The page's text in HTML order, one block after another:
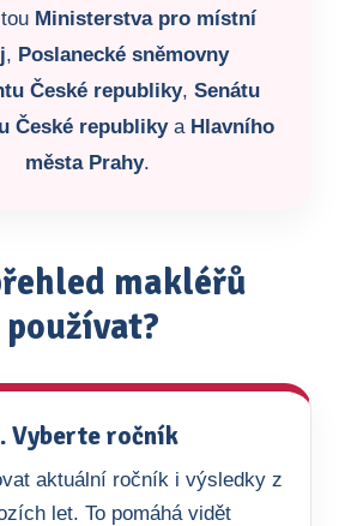
Ministerstva pro místní
, Poslanecké sněmovny
České republiky, Senátu
České republikya Hlavního
města Prahy.
makléřů
používat?
Vyberte ročník
aktuální ročník i výsledky z
let. To pomáhá vidět